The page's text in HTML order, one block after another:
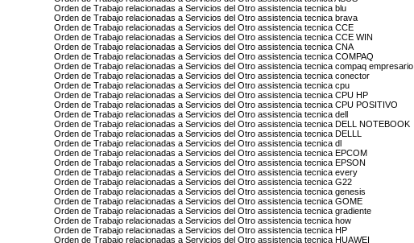
Orden de Trabajo relacionadas a Servicios del Otro assistencia tecnica blu
Orden de Trabajo relacionadas a Servicios del Otro assistencia tecnica brava
Orden de Trabajo relacionadas a Servicios del Otro assistencia tecnica CCE
Orden de Trabajo relacionadas a Servicios del Otro assistencia tecnica CCE WIN
Orden de Trabajo relacionadas a Servicios del Otro assistencia tecnica CNA
Orden de Trabajo relacionadas a Servicios del Otro assistencia tecnica COMPAQ
Orden de Trabajo relacionadas a Servicios del Otro assistencia tecnica compaq empresario
Orden de Trabajo relacionadas a Servicios del Otro assistencia tecnica conector
Orden de Trabajo relacionadas a Servicios del Otro assistencia tecnica cpu
Orden de Trabajo relacionadas a Servicios del Otro assistencia tecnica CPU HP
Orden de Trabajo relacionadas a Servicios del Otro assistencia tecnica CPU POSITIVO
Orden de Trabajo relacionadas a Servicios del Otro assistencia tecnica dell
Orden de Trabajo relacionadas a Servicios del Otro assistencia tecnica DELL NOTEBOOK
Orden de Trabajo relacionadas a Servicios del Otro assistencia tecnica DELLL
Orden de Trabajo relacionadas a Servicios del Otro assistencia tecnica dl
Orden de Trabajo relacionadas a Servicios del Otro assistencia tecnica EPCOM
Orden de Trabajo relacionadas a Servicios del Otro assistencia tecnica EPSON
Orden de Trabajo relacionadas a Servicios del Otro assistencia tecnica every
Orden de Trabajo relacionadas a Servicios del Otro assistencia tecnica G22
Orden de Trabajo relacionadas a Servicios del Otro assistencia tecnica genesis
Orden de Trabajo relacionadas a Servicios del Otro assistencia tecnica GOME
Orden de Trabajo relacionadas a Servicios del Otro assistencia tecnica gradiente
Orden de Trabajo relacionadas a Servicios del Otro assistencia tecnica how
Orden de Trabajo relacionadas a Servicios del Otro assistencia tecnica HP
Orden de Trabajo relacionadas a Servicios del Otro assistencia tecnica HUAWEI